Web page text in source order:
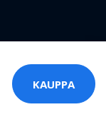
KAUPPA